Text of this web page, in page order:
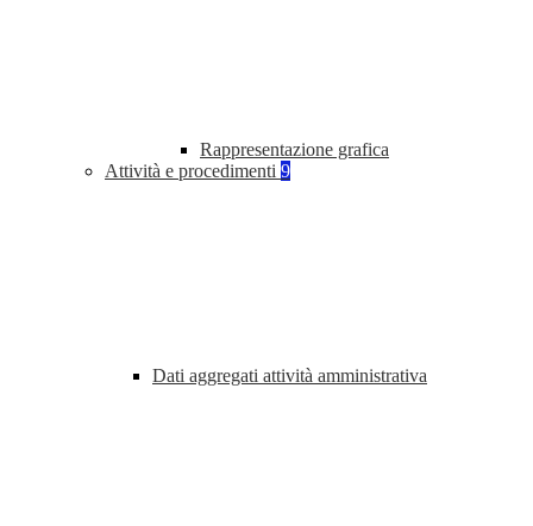
Rappresentazione grafica
Attività e procedimenti 9
Dati aggregati attività amministrativa